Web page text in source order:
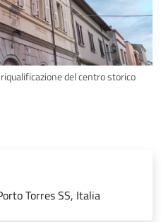
del centro storico
Torres SS, Italia